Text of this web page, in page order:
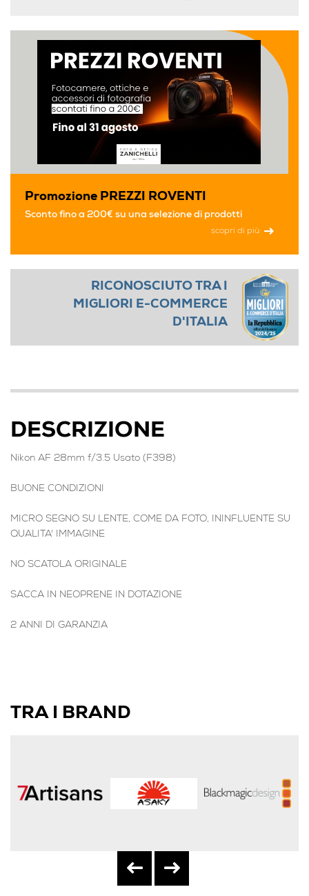
Promozione PREZZI ROVENTI
Sconto fino a 200€ su una selezione di prodotti
scopri di più
RICONOSCIUTO TRA I
MIGLIORI E-COMMERCE
D'ITALIA
DESCRIZIONE
Nikon AF 28mm f/3.5 Usato (F398)
BUONE CONDIZIONI
MICRO SEGNO SU LENTE, COME DA FOTO, ININFLUENTE SU
QUALITA' IMMAGINE
NO SCATOLA ORIGINALE
SACCA IN NEOPRENE IN DOTAZIONE
2 ANNI DI GARANZIA
TRA I BRAND